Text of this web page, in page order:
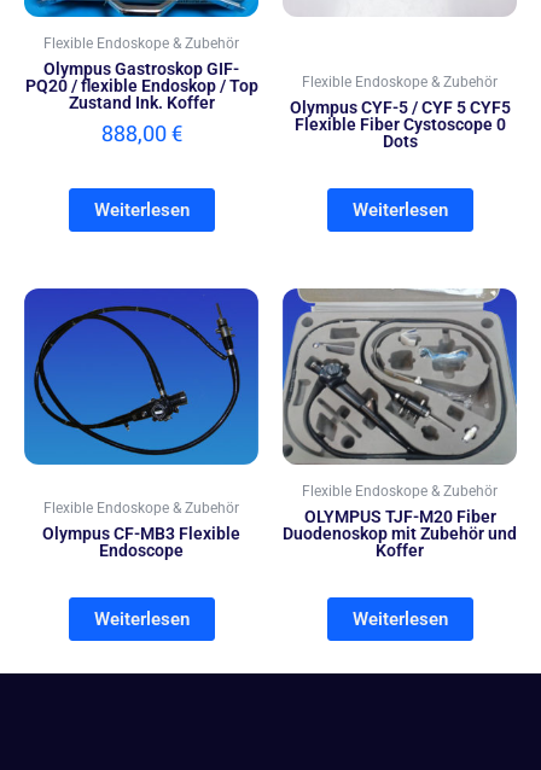
Flexible Endoskope & Zubehör
Olympus Gastroskop GIF-
PQ20 / flexible Endoskop / Top
Zustand Ink. Koffer
888,00€
Weiterlesen
Flexible Endoskope & Zubehör
Olympus CYF-5 / CYF 5 CYF5
Flexible Fiber Cystoscope 0
Dots
Weiterlesen
Flexible Endoskope & Zubehör
Olympus CF-MB3 Flexible
Endoscope
Weiterlesen
Flexible Endoskope & Zubehör
OLYMPUS TJF-M20 Fiber
Duodenoskop mit Zubehör und
Koffer
Weiterlesen